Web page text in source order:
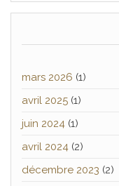
mars 2026 (1)
avril 2025 (1)
juin 2024 (1)
avril 2024 (2)
décembre 2023 (2)